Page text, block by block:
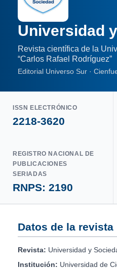
Universidad
Revista científica de la
“Carlos Rafael Rodríguez”
Editorial Universo Sur ·
ISSN ELECTRÓNICO
2218-3620
REGISTRO NACIONAL DE
PUBLICACIONES
SERIADAS
RNPS: 2190
Datos de la revista
Revista: Universidad y
Institución: Universidad de